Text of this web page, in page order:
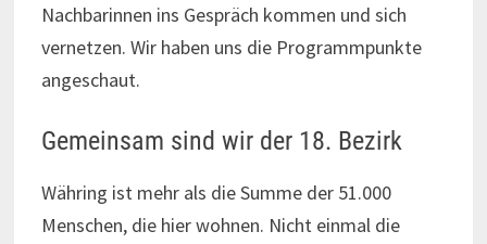
Nachbarinnen ins Gespräch kommen und sich
vernetzen. Wir haben uns die Programmpunkte
angeschaut.
Gemeinsam sind wir der 18. Bezirk
Währing ist mehr als die Summe der 51.000
Menschen, die hier wohnen. Nicht einmal die